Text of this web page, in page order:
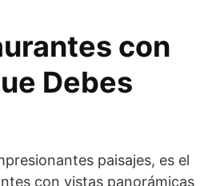
con
Debes
paisajes, es el
con vistas panorámicas